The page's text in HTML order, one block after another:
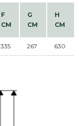
F
CM
G
CM
H
CM
335 267 630